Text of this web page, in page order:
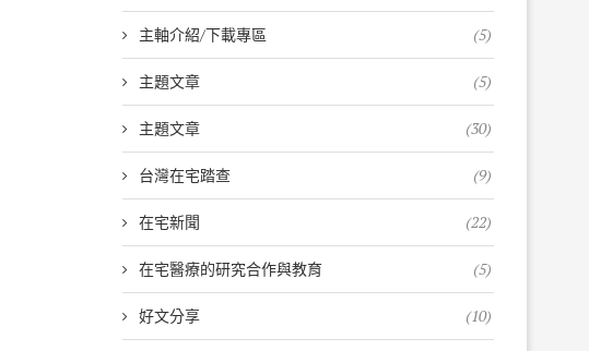
主軸介紹/下載專區 (5)
主題文章 (5)
主題文章 (30)
台灣在宅踏查 (9)
在宅新聞 (22)
在宅醫療的研究合作與教育 (5)
好文分享 (10)